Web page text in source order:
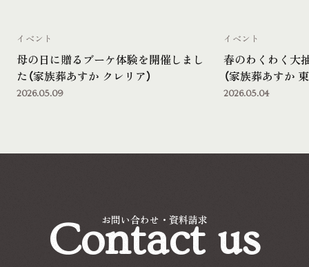
母の日に贈るブーケ体験を開催しまし
た（家族葬あすか クレリア）
イベント
2026.05.09
春のわくわく大
（家族葬あすか
イベント
2026.05.04
お問い合わせ・資料請求
Contact us